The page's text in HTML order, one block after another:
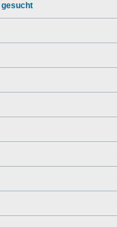
gesucht